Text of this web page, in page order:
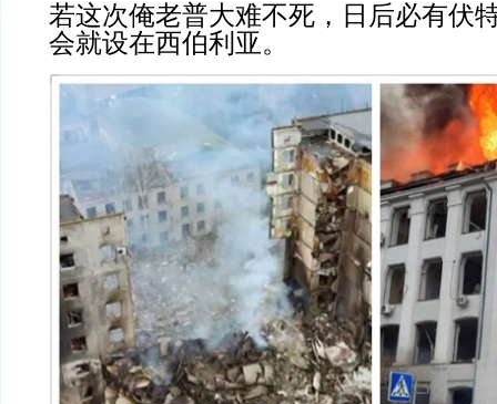
若这次俺老普大难不死，日后必有伏
会就设在西伯利亚。